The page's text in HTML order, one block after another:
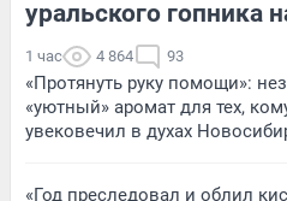
уральского гопника
1 час 4 864 93
«Протянуть руку помощи»:
«уютный» аромат для тех,
увековечил в духах
«Год преследовал и облил